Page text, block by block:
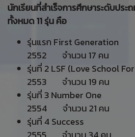
นักเรียนที่สำเร็จการศึกษาระดับประ
ทั้งหมด 11 รุ่น คือ
รุ่นแรก First
2552 จำนวน 17 คน
รุ่นที่ 2 LSF (Love School
2553 จำนวน 19 คน
รุ่นที่ 3 Number
2554 จำนวน 21 คน
รุ่นที่ 4 Success